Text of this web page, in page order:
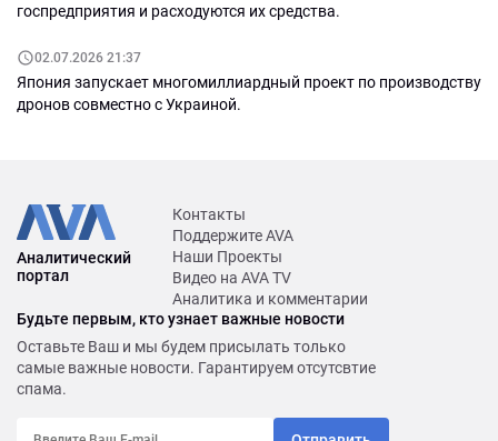
госпредприятия и расходуются их средства.
02.07.2026 21:37
Япония запускает многомиллиардный проект по производству
дронов совместно с Украиной.
Аналитический
портал
Контакты
Поддержите AVA
Наши Проекты
Видео на AVA TV
Аналитика и комментарии
Будьте первым, кто узнает важные новости
Оставьте Ваш и мы будем присылать только
самые важные новости. Гарантируем отсутсвтие
спама.